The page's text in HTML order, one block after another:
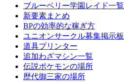
ブルーベリー学園レイド一覧
新要素まとめ
BPの効率的な稼ぎ方
ユニオンサークル募集掲示板
道具プリンター
追加わざマシン一覧
伝説ポケモンの場所
歴代御三家の場所